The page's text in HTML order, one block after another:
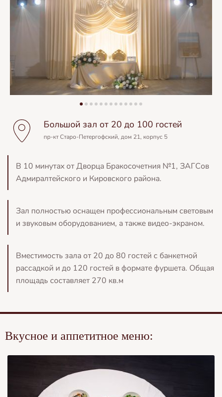
Большой зал от 20 до 100 гостей
пр-кт Старо-Петергофский, дом 21, корпус 5
В 10 минутах от Дворца Бракосочетния №1, ЗАГСов
Адмиралтейского и Кировского района.
Зал полностью оснащен профессиональным световым
и звуковым оборудованием, а также видео-экраном.
Вместимость зала от 20 до 80 гостей с банкетной
рассадкой и до 120 гостей в формате фуршета. Общая
площадь составляет 270 кв.м
Вкусное и аппетитное меню: